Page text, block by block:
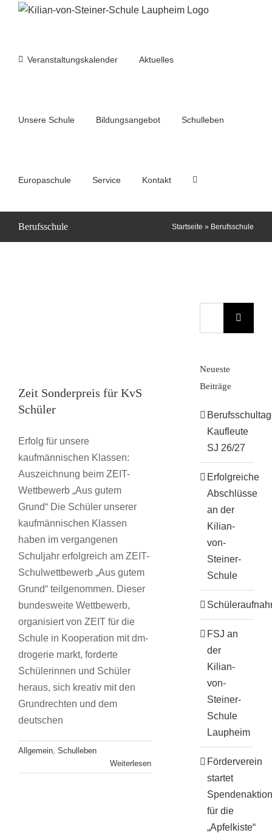
Veranstaltungskalender Aktuelles
Unsere Schule Bildungsangebot Schulleben
Europaschule Service Kontakt
Berufsschule Startseite » Berufsschule
Zeit Sonderpreis für
Zeit Sonderpreis für KvS
Schüler
Erfolg für unsere
kaufmännischen Klassen:
Auszeichnung beim ZEIT-
Wettbewerb „Aus gutem
Grund“ Die Schüler unserer
kaufmännischen Klassen
haben im vergangenen
Schuljahr erfolgreich am ZEIT-
Schulwettbewerb „Aus gutem
Grund“ teilgenommen. Dieser
bundesweite Wettbewerb,
organisiert von ZEIT für die
Schule in Kooperation mit dm-
drogerie markt, forderte
Schülerinnen und Schüler
heraus, sich kreativ mit den
Grundrechten und dem
deutschen
Allgemein Schulleben
Weiterlesen
Nachwuchs im
kaufmännischen
Neueste
Beiträge
Kaufleute
SJ 26/27
Erfolgreiche
Abschlüsse
an der
Kilian-
von-
Steiner-
Schule
FSJ an
der
Kilian-
von-
Steiner-
Schule
Laupheim
Förderverein
startet
Spendenaktion
für die
„Apfelkiste“